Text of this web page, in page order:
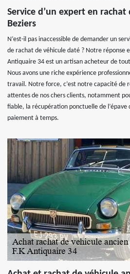
Service d’un expert en
Beziers
N’est-il pas inaccessible de demander un
de rachat de véhicule daté ? Notre réponse
Antiquaire 34 est un artisan acheteur de
Nous avons une riche expérience
travail. Notre force, c’est notre capacité de
attentes de nos chers clients, notamment
fiable, la récupération ponctuelle de
paiement à temps.